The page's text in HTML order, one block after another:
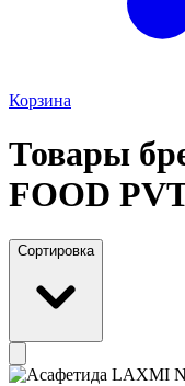
Корзина
Товары
FOOD
Сортировка